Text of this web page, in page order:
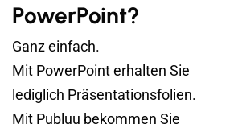
PowerPoint?
Ganz einfach.
Mit PowerPoint erhalten Sie
lediglich Präsentationsfolien.
Mit Publuu bekommen Sie